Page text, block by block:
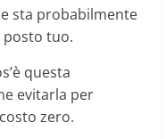
sta probabilmente
tuo.
questa
evitarla per
zero.